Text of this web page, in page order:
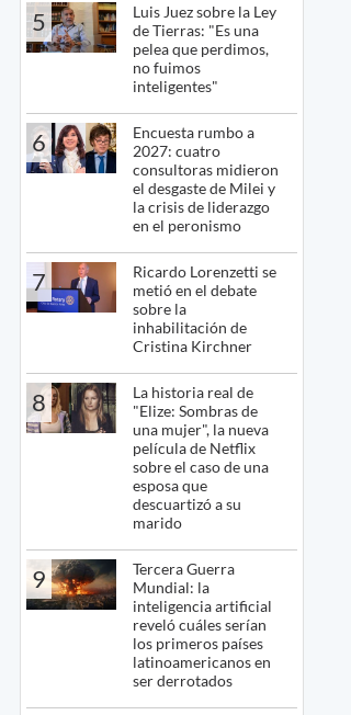
5
Luis Juez sobre la Ley
de Tierras: "Es una
pelea que perdimos,
no fuimos
inteligentes"
6
Encuesta rumbo a
2027: cuatro
consultoras midieron
el desgaste de Milei y
la crisis de liderazgo
en el peronismo
7
Ricardo Lorenzetti se
metió en el debate
sobre la
inhabilitación de
Cristina Kirchner
8
La historia real de
"Elize: Sombras de
una mujer", la nueva
película de Netflix
sobre el caso de una
esposa que
descuartizó a su
marido
9
Tercera Guerra
Mundial: la
inteligencia artificial
reveló cuáles serían
los primeros países
latinoamericanos en
ser derrotados